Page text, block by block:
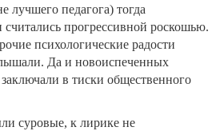
лучшего педагога) тогда
считались прогрессивной роскошью.
психологические радости
Да и новоиспеченных
в тиски общественного
суровые, к лирике не